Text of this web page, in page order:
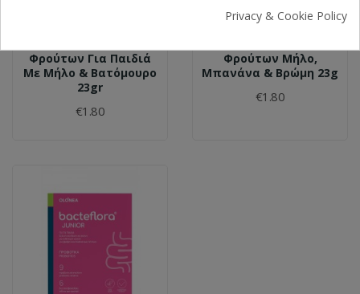
Φρούτων Για Παιδιά
Με Μήλο & Βατόμουρο
23gr
€1.80
Φρούτων Μήλο,
Μπανάνα & Βρώμη 23g
€1.80
Privacy & Cookie Policy